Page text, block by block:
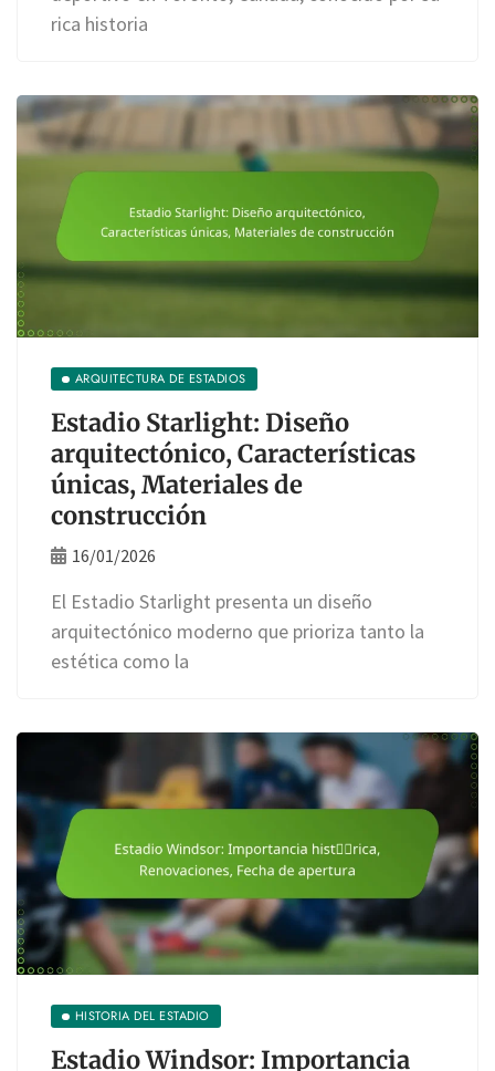
rica historia
ARQUITECTURA DE ESTADIOS
Estadio Starlight: Diseño
arquitectónico, Características
únicas, Materiales de
construcción
16/01/2026
El Estadio Starlight presenta un diseño
arquitectónico moderno que prioriza tanto la
estética como la
HISTORIA DEL ESTADIO
Estadio Windsor: Importancia